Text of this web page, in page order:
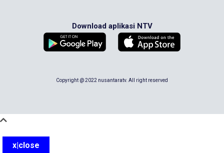
Download aplikasi NTV
Copyright @ 2022 nusantaratv. All right reserved
x|close